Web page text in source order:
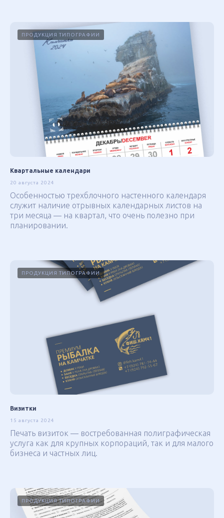
ПРОДУКЦИЯ ТИПОГРАФИИ
Квартальные календари
20 августа 2024
Особенностью трехблочного настенного календаря
служит наличие отрывных календарных листов на
три месяца — на квартал, что очень полезно при
планировании.
ПРОДУКЦИЯ ТИПОГРАФИИ
Визитки
15 августа 2024
Печать визиток — востребованная полиграфическая
услуга как для крупных корпораций, так и для малого
бизнеса и частных лиц.
ПРОДУКЦИЯ ТИПОГРАФИИ